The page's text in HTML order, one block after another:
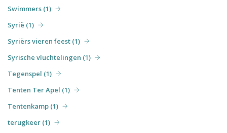
Swimmers (1)
Syrië (1)
Syriërs vieren feest (1)
Syrische vluchtelingen (1)
Tegenspel (1)
Tenten Ter Apel (1)
Tentenkamp (1)
terugkeer (1)